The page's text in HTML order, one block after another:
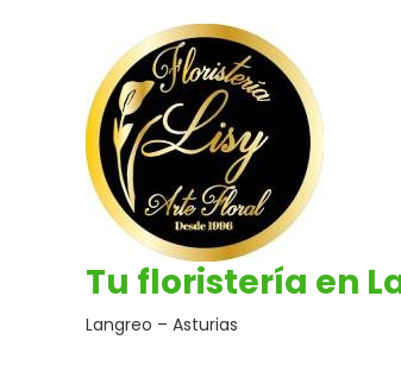
Tu floristería en
Langreo – Asturias